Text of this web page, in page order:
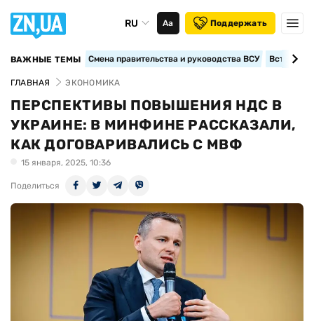
RU Аа Поддержать
ВАЖНЫЕ ТЕМЫ Смена правительства и руководства ВСУ
ГЛАВНАЯ ЭКОНОМИКА
ПЕРСПЕКТИВЫ ПОВЫШЕНИЯ НДС В
УКРАИНЕ: В МИНФИНЕ РАССКАЗАЛИ,
КАК ДОГОВАРИВАЛИСЬ С МВФ
15 января, 2025, 10:36
Поделиться